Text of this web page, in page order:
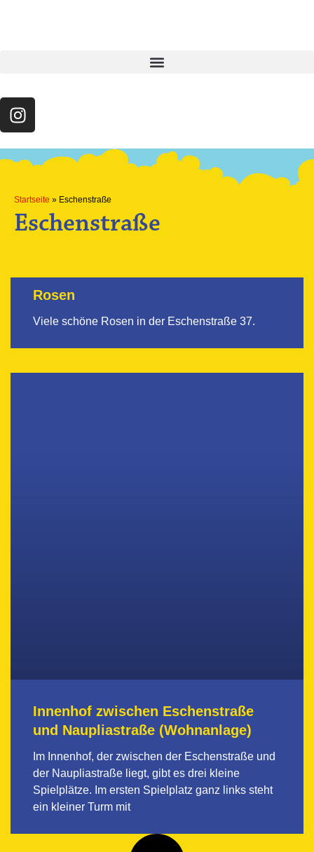
Startseite » Eschenstraße
Eschenstraße
Rosen
Viele schöne Rosen in der Eschenstraße 37.
Innenhof zwischen Eschenstraße
und Naupliastraße (Wohnanlage)
Im Innenhof, der zwischen der Eschenstraße und
der Naupliastraße liegt, gibt es drei kleine
Spielplätze. Im ersten Spielplatz ganz links steht
ein kleiner Turm mit